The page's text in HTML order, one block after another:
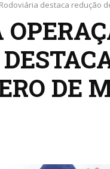
destaca redução
DE